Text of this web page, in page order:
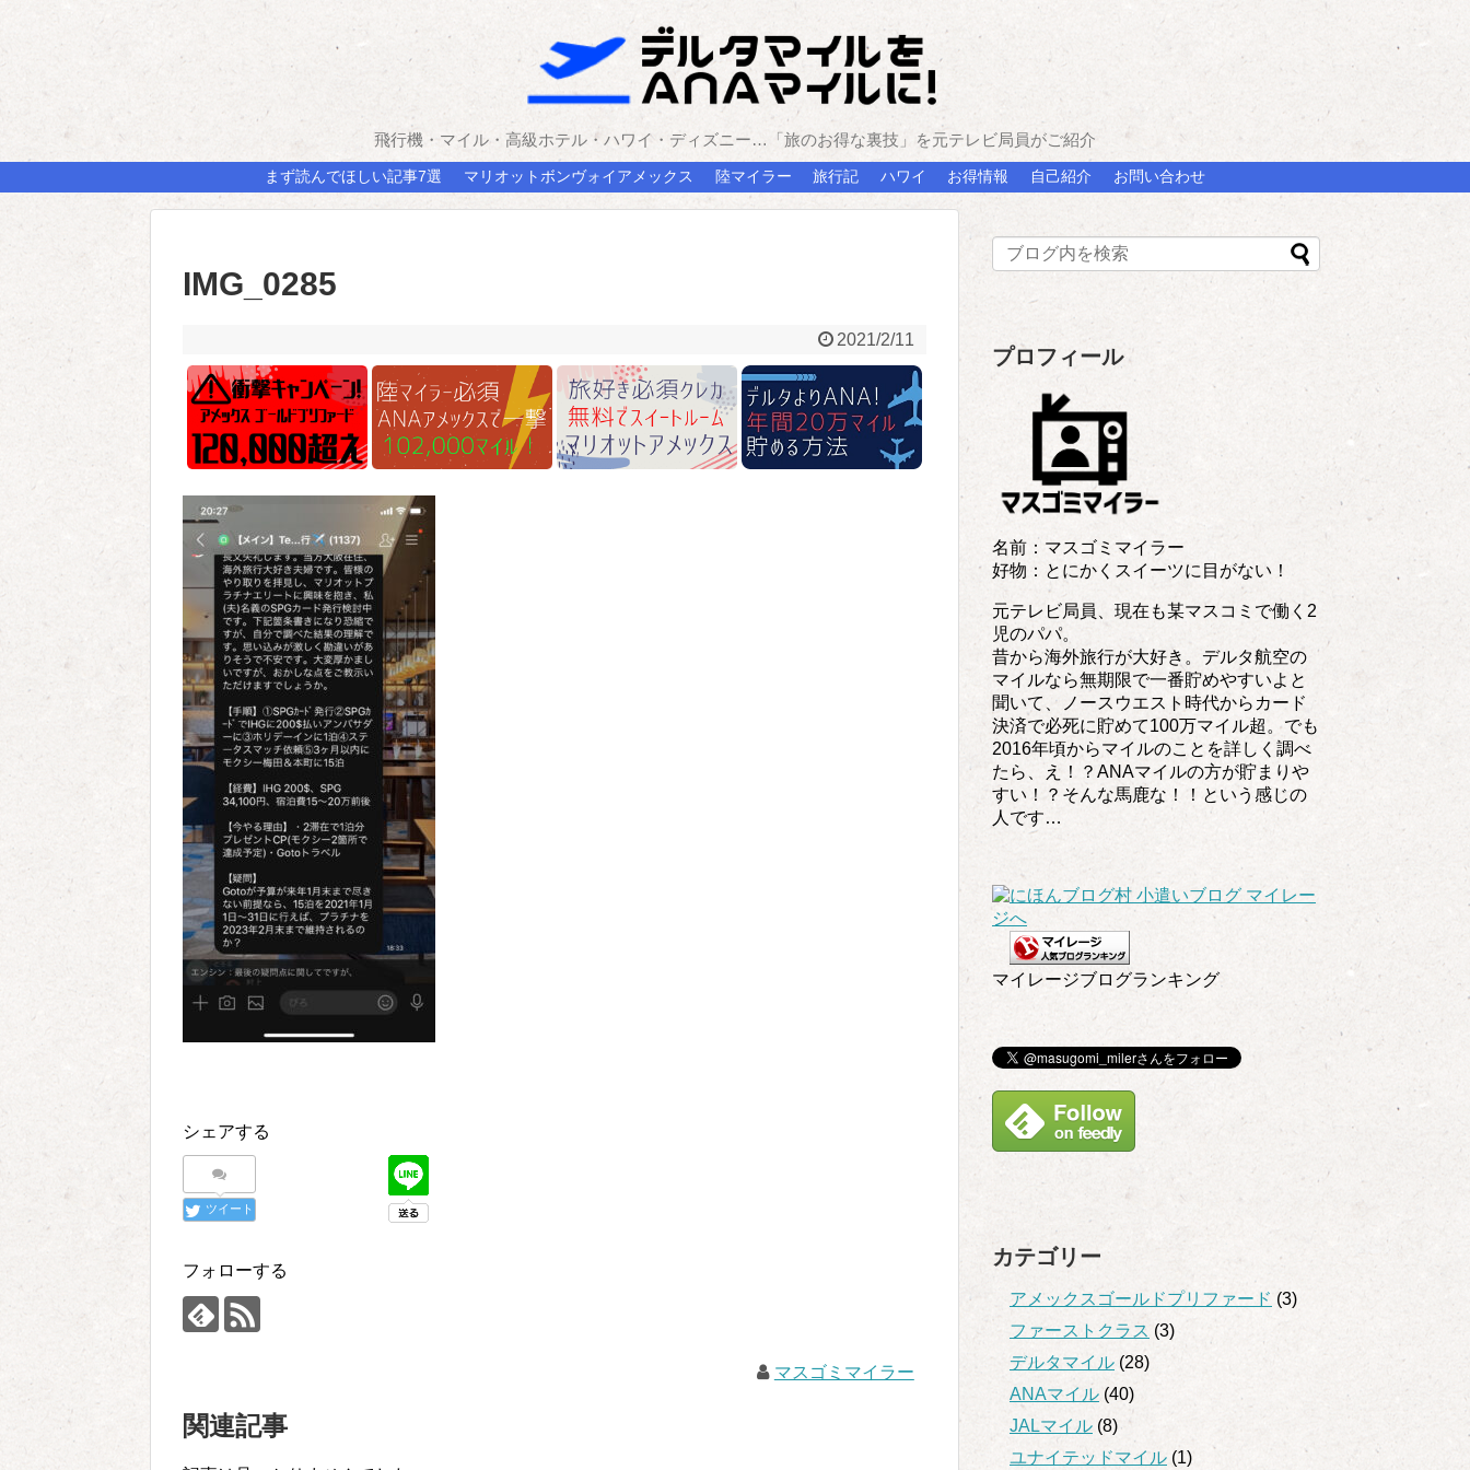
飛行機・マイル・高級ホテル・ハワイ・ディズニー…「旅のお得な裏技」を元テレビ局員がご紹介
まず読んでほしい記事7選 マリオットボンヴォイアメックス 陸マイラー 旅行記 ハワイ お得情報 自己紹介 お問い合わせ
IMG_0285
2021/2/11
シェアする
ツイート
フォローする
マスゴミマイラー
関連記事
プロフィール
名前：マスゴミマイラー
好物：とにかくスイーツに目がない！
元テレビ局員、現在も某マスコミで働く2
児のパパ。
昔から海外旅行が大好き。デルタ航空の
マイルなら無期限で一番貯めやすいよと
聞いて、ノースウエスト時代からカード
決済で必死に貯めて100万マイル超。でも
2016年頃からマイルのことを詳しく調べ
たら、え！？ANAマイルの方が貯まりや
すい！？そんな馬鹿な！！という感じの
人です…
マイレージブログランキング
カテゴリー
アメックスゴールドプリファード (3)
ファーストクラス (3)
デルタマイル (28)
ANAマイル (40)
JALマイル (8)
ユナイテッドマイル (1)